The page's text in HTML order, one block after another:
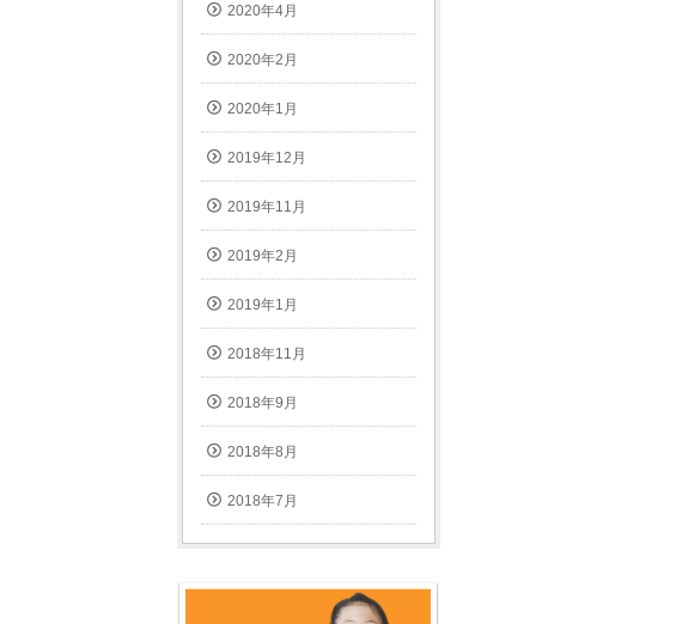
2020年4月
2020年2月
2020年1月
2019年12月
2019年11月
2019年2月
2019年1月
2018年11月
2018年9月
2018年8月
2018年7月